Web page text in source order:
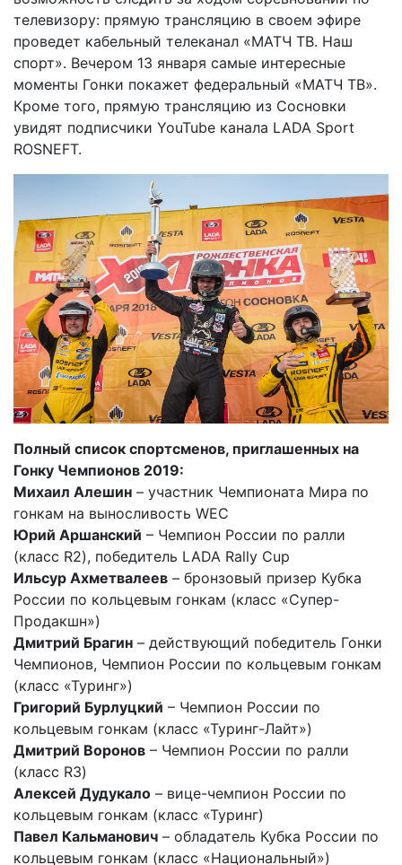
телевизору: прямую трансляцию в своем эфире
проведет кабельный телеканал «МАТЧ ТВ. Наш
спорт». Вечером 13 января самые интересные
моменты Гонки покажет федеральный «МАТЧ ТВ».
Кроме того, прямую трансляцию из Сосновки
увидят подписчики YouTube канала LADA Sport
ROSNEFT.
Полный список спортсменов, приглашенных на
Гонку Чемпионов 2019:
Михаил Алешин – участник Чемпионата Мира по
гонкам на выносливость WEC
Юрий Аршанский – Чемпион России по ралли
(класс R2), победитель LADA Rally Cup
Ильсур Ахметвалеев – бронзовый призер Кубка
России по кольцевым гонкам (класс «Супер-
Продакшн»)
Дмитрий Брагин – действующий победитель Гонки
Чемпионов, Чемпион России по кольцевым гонкам
(класс «Туринг»)
Григорий Бурлуцкий – Чемпион России по
кольцевым гонкам (класс «Туринг-Лайт»)
Дмитрий Воронов – Чемпион России по ралли
(класс R3)
Алексей Дудукало – вице-чемпион России по
кольцевым гонкам (класс «Туринг)
Павел Кальманович – обладатель Кубка России по
кольцевым гонкам (класс «Национальный»)